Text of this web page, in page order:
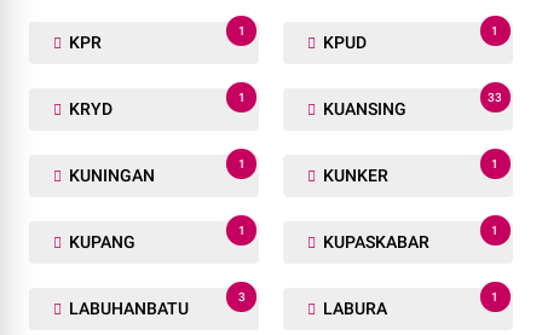
KPR
1
KPUD
1
KRYD
1
KUANSING
33
KUNINGAN
1
KUNKER
1
KUPANG
1
KUPASKABAR
1
LABUHANBATU
3
LABURA
1